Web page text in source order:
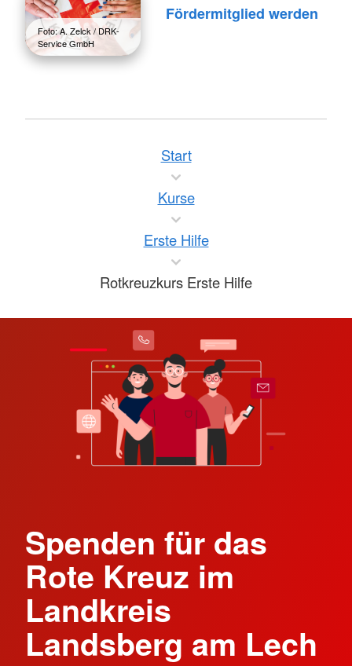
Foto: A. Zelck / DRK-
Service GmbH
Fördermitglied werden
Start
Kurse
Erste Hilfe
Rotkreuzkurs Erste Hilfe
Spenden für das
Rote Kreuz im
Landkreis
Landsberg am Lech